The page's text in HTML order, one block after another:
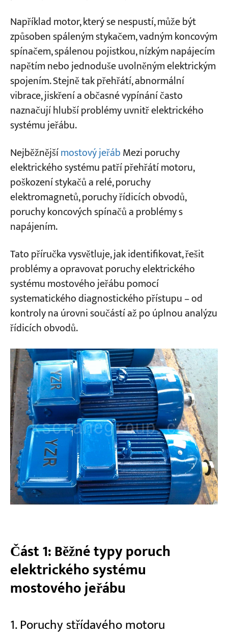
Projekty
Blogy
Zprávy
O nás
Kontaktujte nás
Část 2: Poruchy řídicího a obvodového
systému
1. Nožový spínač ochranné skříně sepnutý →
Přepálená pojistka řídicího obvodu
2. Nadproudové relé se vypne, když je
regulátor zapnutý
3. Hlavní stykač se zapne → Přepálí se
4. Řídicí jednotka je zapnutá, ale motor se
neotáčí
5. Řídicí jednotka zapnuta → Motor běží
pouze v jednom směru
6. Koncový spínač aktivován → Hlavní stykač
7. Regulátor se vrátil do polohy Vypnuto →
Hlavní stykač se neuvolňuje
8. Rukojeť ovladače se během provozu
zasekla
9. Generátor selhává (u jeřábu s
10. Výpadek proudu, ale stykač ochranné
skříně se nerozpojí (řídicí obvod je bez
napájení)
Rychlý diagnostický postup pro elektrické
problémy s mostovým jeřábem
Průvodce výměnou vs. opravou elektrických
komponent jeřábu
Preventivní údržba elektrických systémů
mostových jeřábů
Sledování teploty motoru
Zkontrolujte stykače a relé
Testování koncových spínačů a
bezpečnostních zařízení
Dodržujte plánované elektroinstalace
Například motor, který se nespustí, může být
způsoben spáleným stykačem, vadným koncovým
spínačem, spálenou pojistkou, nízkým napájecím
napětím nebo jednoduše uvolněným elektrickým
spojením. Stejně tak přehřátí, abnormální
vibrace, jiskření a občasné vypínání často
naznačují hlubší problémy uvnitř elektrického
systému jeřábu.
Nejběžnějšímostový jeřábMezi poruchy
elektrického systému patří přehřátí motoru,
poškození stykačů a relé, poruchy
elektromagnetů, poruchy řídicích obvodů,
poruchy koncových spínačů a problémy s
napájením.
Tato příručka vysvětluje, jak identifikovat, řešit
problémy a opravovat poruchy elektrického
systému mostového jeřábu pomocí
systematického diagnostického přístupu – od
kontroly na úrovni součástí až po úplnou analýzu
řídicích obvodů.
Část 1: Běžné typy poruch
elektrického systému
mostového jeřábu
1. Poruchy střídavého motoru